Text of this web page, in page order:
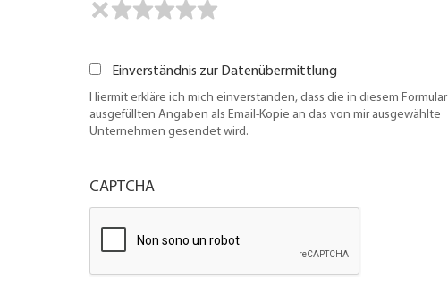
Einverständnis zur Datenübermittlung
Hiermit erkläre ich mich einverstanden, dass die in diesem Formular
ausgefüllten Angaben als Email-Kopie an das von mir ausgewählte
Unternehmen gesendet wird.
CAPTCHA